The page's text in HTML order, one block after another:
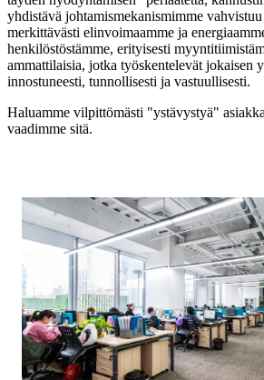
yhdistävä johtamismekanismimme
merkittävästi elinvoimaamme ja
henkilöstöstämme, erityisesti
ammattilaisia, jotka työskentelevät jokaisen
innostuneesti, tunnollisesti ja vastuullisesti.
Haluamme vilpittömästi "ystävystyä"
vaadimme sitä.